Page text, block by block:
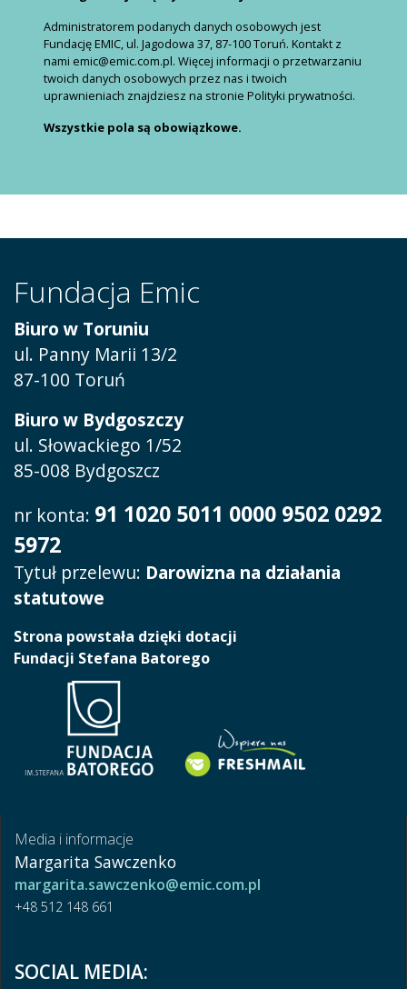
Administratorem podanych danych osobowych jest
Fundację EMIC, ul. Jagodowa 37, 87-100 Toruń. Kontakt z
nami emic@emic.com.pl. Więcej informacji o przetwarzaniu
twoich danych osobowych przez nas i twoich
uprawnieniach znajdziesz na stronie Polityki prywatności.
Wszystkie pola są obowiązkowe.
Fundacja Emic
Biuro w Toruniu
ul. Panny Marii 13/2
87-100 Toruń
Biuro w Bydgoszczy
ul. Słowackiego 1/52
85-008 Bydgoszcz
nr konta: 91 1020 5011 0000 9502 0292
5972
Tytuł przelewu: Darowizna na działania
statutowe
Strona powstała dzięki dotacji
Fundacji Stefana Batorego
Media i informacje
Margarita Sawczenko
margarita.sawczenko@emic.com.pl
+48 512 148 661
SOCIAL MEDIA: